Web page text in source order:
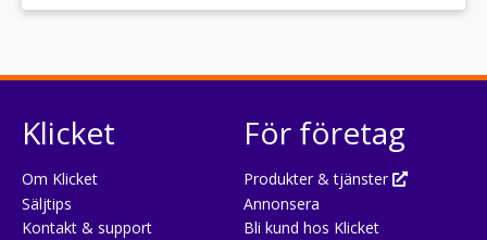
Klicket
Om Klicket
Säljtips
Kontakt & support
För företag
Produkter & tjänster
Annonsera
Bli kund hos Klicket